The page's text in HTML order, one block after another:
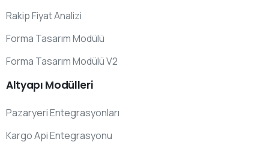
Rakip Fiyat Analizi
Forma Tasarım Modülü
Forma Tasarım Modülü V2
Altyapı Modülleri
Pazaryeri Entegrasyonları
Kargo Api Entegrasyonu